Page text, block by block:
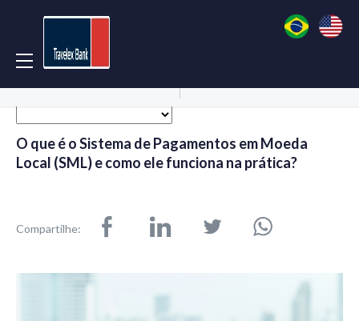
O que é o Sistema de Pagamentos em Moeda
Local (SML) e como ele funciona na prática?
Compartilhe: